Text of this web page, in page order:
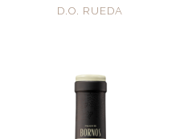
D.O. RUEDA